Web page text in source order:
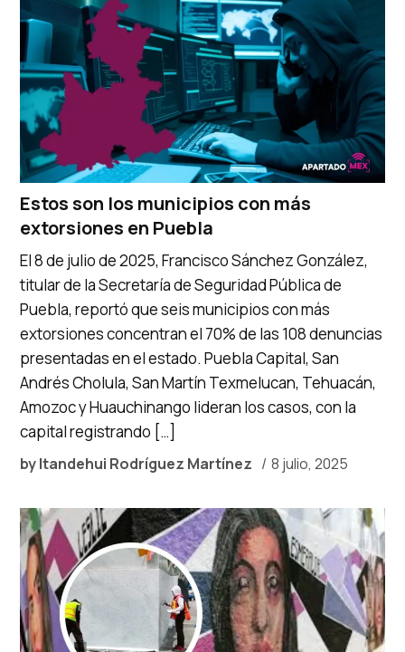
Estos son los municipios con más
extorsiones en Puebla
byItandehui Rodríguez Martínez 8 julio, 2025
El 8 de julio de 2025, Francisco Sánchez González,
titular de la Secretaría de Seguridad Pública de
Puebla, reportó que seis municipios con más
extorsiones concentran el 70% de las 108 denuncias
presentadas en el estado. Puebla Capital, San
Andrés Cholula, San Martín Texmelucan, Tehuacán,
Amozoc y Huauchinango lideran los casos, con la
capital registrando […]